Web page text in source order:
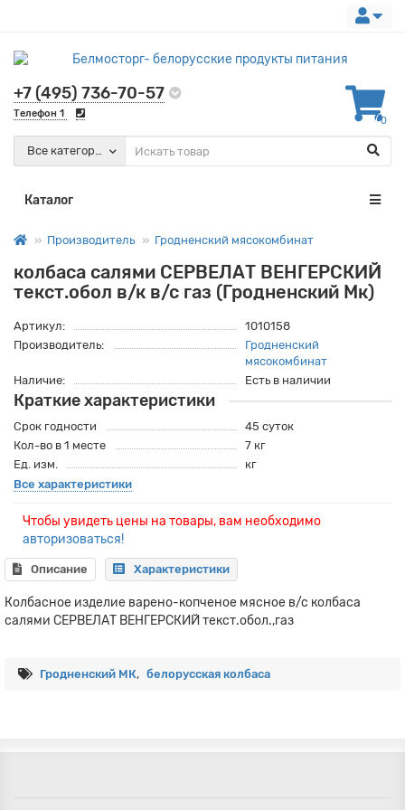
+7 (495) 736-70-57
Телефон 1
0
Все категории
Каталог
Производитель Гродненский мясокомбинат
колбаса салями СЕРВЕЛАТ ВЕНГЕРСКИЙ
текст.обол в/к в/с газ (Гродненский Мк)
Артикул:
1010158
Производитель:
Гродненский
мясокомбинат
Наличие:
Есть в наличии
Краткие характеристики
Срок годности
45 суток
Кол-во в 1 месте
7 кг
Ед. изм.
кг
Все характеристики
Чтобы увидеть цены на товары, вам необходимо
авторизоваться!
Описание Характеристики
Колбасное изделие варено-копченое мясное в/с колбаса
салями СЕРВЕЛАТ ВЕНГЕРСКИЙ текст.обол.,газ
Гродненский МК, белорусская колбаса